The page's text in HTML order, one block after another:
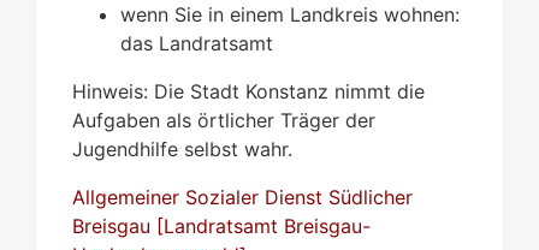
wenn Sie in einem Landkreis wohnen:
das Landratsamt
Hinweis: Die Stadt Konstanz nimmt die
Aufgaben als örtlicher Träger der
Jugendhilfe selbst wahr.
Allgemeiner Sozialer Dienst Südlicher
Breisgau [Landratsamt Breisgau-